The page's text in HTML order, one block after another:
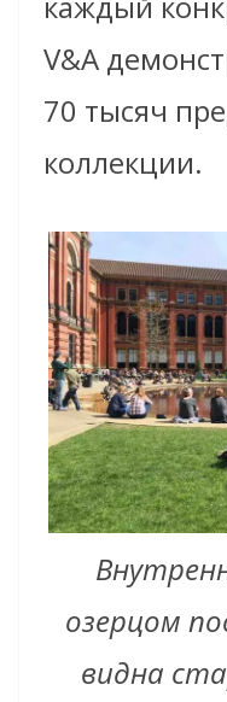
V&A
70 тысяч
коллекции.
озерцом
видна